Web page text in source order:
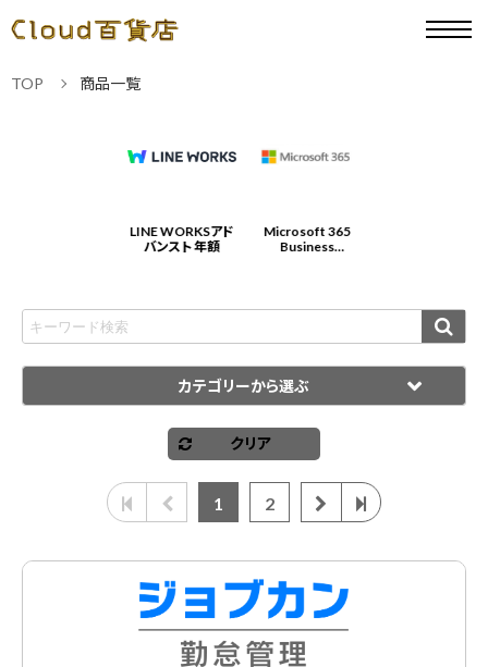
TOP 商品一覧
LINE WORKSアド
バンスト 年額
Microsoft 365
Business
カテゴリーから選ぶ
クリア
1 2